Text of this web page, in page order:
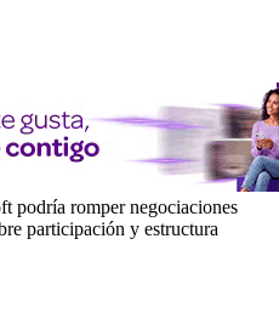
podría romper negociaciones
participación y estructura